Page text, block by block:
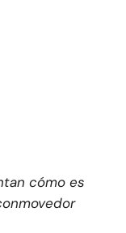
cómo es